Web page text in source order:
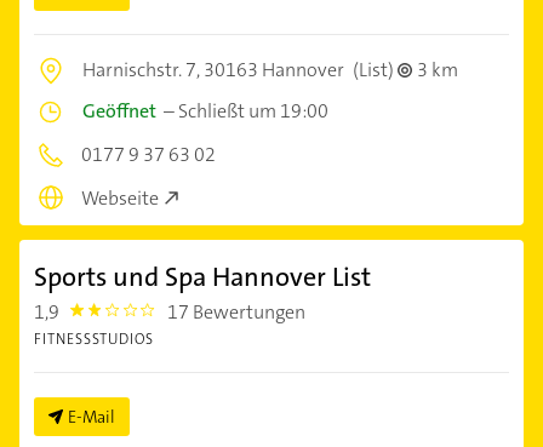
Harnischstr. 7,30163 Hannover (List)
3 km
Geöffnet –Schließt um 19:00
0177 9 37 63 02
Webseite
Sports und Spa Hannover List
1,9 1.9 17 Bewertungen
FITNESSSTUDIOS
E-Mail